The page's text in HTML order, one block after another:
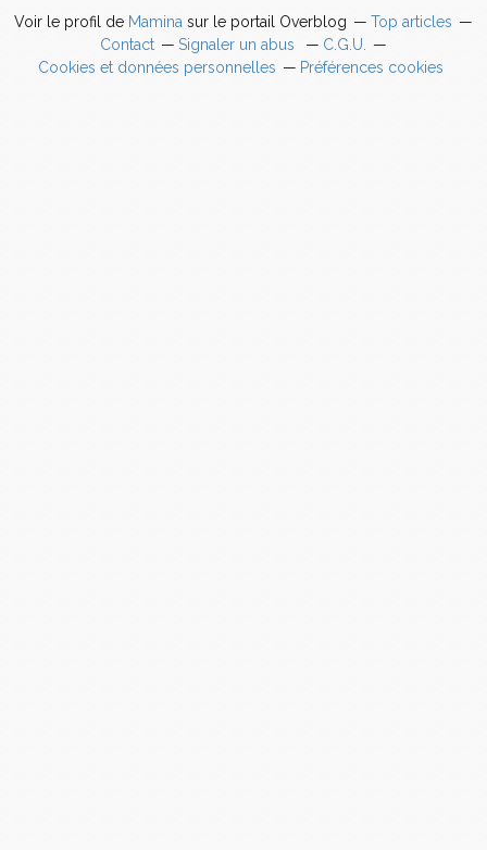
Voir le profil de Mamina sur le portail Overblog
Top articles
Contact
Signaler un abus
C.G.U.
Cookies et données personnelles
Préférences cookies